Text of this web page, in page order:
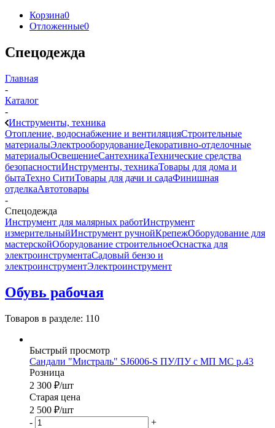
Корзина0
Отложенные0
Спецодежда
Главная
-
Каталог
-
Инструменты, техника
Отопление, водоснабжение и вентиляцияСтроительные
материалыЭлектрооборудованиеДекоративно-отделочные
материалыОсвещениеСантехникаТехнические средства
безопасностиИнструменты, техникаТовары для дома и
бытаТехно СитиТовары для дачи и садаФинишная
отделкаАвтотовары
-
Спецодежда
Инструмент для малярных работИнструмент
измерительныйИнструмент ручнойКрепежОборудование для
мастерскойОборудование строительноеОснастка для
электроинструментаСадовый бензо и
электроинструментЭлектроинструмент
Обувь рабочая
Товаров в разделе: 110
Быстрый просмотр
Сандали "Мистраль" SJ6006-S ПУ/ПУ с МП МС р.43
Розница
2 300 ₽/шт
Старая цена
2 500 ₽/шт
-
+